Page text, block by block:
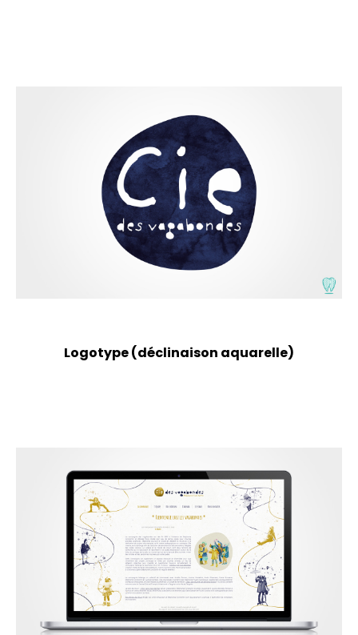
Logotype (déclinaison aquarelle)